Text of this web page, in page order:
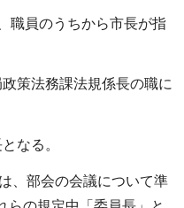
職員のうちから市長が指
策法務課法規係長の職に
なる。
、部会の会議について準